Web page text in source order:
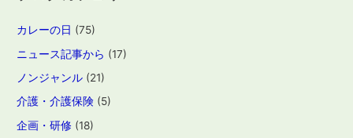
カレーの日 (75)
ニュース記事から (17)
ノンジャンル (21)
介護・介護保険 (5)
企画・研修 (18)